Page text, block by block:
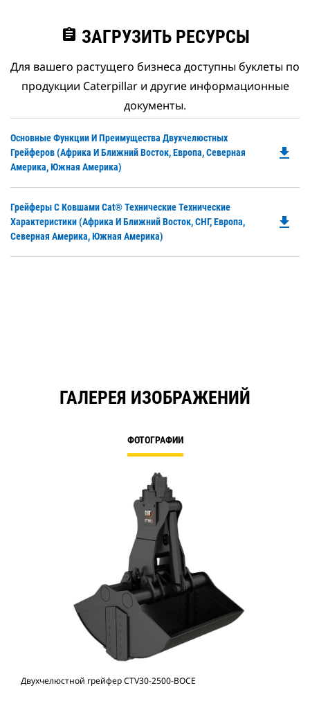
assignment ЗАГРУЗИТЬ РЕСУРСЫ
Для вашего растущего бизнеса доступны буклеты по
продукции Caterpillar и другие информационные
документы.
Основные Функции И Преимущества Двухчелюстных
Грейферов (Африка И Ближний Восток, Европа, Северная
Америка, Южная Америка)
file_download
Грейферы С Ковшами Cat® Технические Технические
Характеристики (Африка И Ближний Восток, СНГ, Европа,
Северная Америка, Южная Америка)
file_download
ГАЛЕРЕЯ ИЗОБРАЖЕНИЙ
ФОТОГРАФИИ
Двухчелюстной грейфер CTV30-2500-BOCE